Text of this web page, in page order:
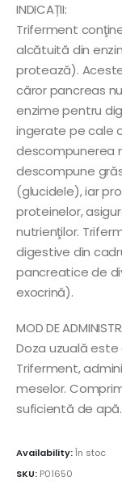
INDICAȚII:
Triferment
alcătuită din
protează).
căror pancreas
enzime pentru
ingerate pe cale
descompunerea
descompune
(glucidele), iar
proteinelor,
nutrienţilor.
digestive din
pancreatice de
exocrină).
MOD DE
Doza uzuală
Triferment,
meselor.
suficientă de apă.
Availability:În stoc
SKU: P01650